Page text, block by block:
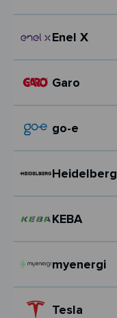
Enel X
Garo
go-e
Heidelberg
KEBA
myenergi
Tesla